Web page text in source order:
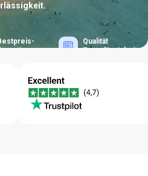
Qualität
Zuverlässigkeit